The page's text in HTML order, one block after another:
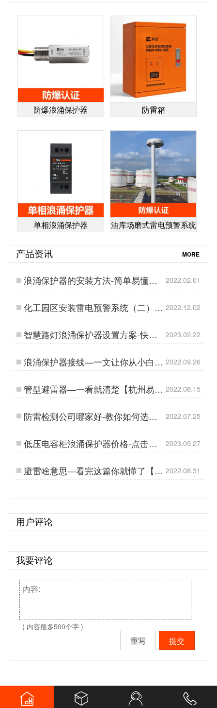
防爆浪涌保护器 防雷箱
单相浪涌保护器 油库场磨式雷电预警系统
产品资讯 MORE
浪涌保护器的安装方法-简单易懂操
作方便【杭州易造】…
2022.02.01
化工园区安装雷电预警系统（二）
【易造防雷】…
2022.12.02
智慧路灯浪涌保护器设置方案-快速
解决选型难题--易造防雷…
2023.02.22
浪涌保护器接线—一文让你从小白变
高手【杭州易造】…
2022.09.26
管型避雷器—一看就清楚【杭州易
造】…
2022.08.15
防雷检测公司哪家好-教你如何选择
防雷检测公司【杭州易造】…
2022.07.25
低压电容柜浪涌保护器价格-点击获
取报价单-易造防雷…
2023.09.27
避雷啥意思—看完这篇你就懂了【杭
州易造】…
2022.08.31
用户评论
我要评论
( 内容最多500个字 )
重写 提交